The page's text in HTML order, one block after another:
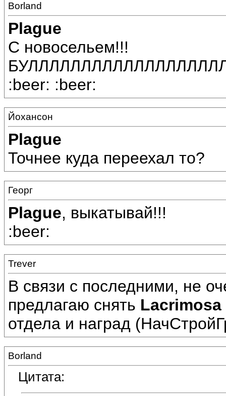
Borland
Plague
C новосельем!!!
:beer: :beer:
Йохансон
Plague
Точнее куда переехал то?
Георг
Plague, выкатывай!!!
:beer:
Trever
В связи с последними, не
предлагаю снять Lacrimosa
отдела и наград
Borland
Цитата: